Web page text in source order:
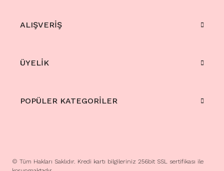
ALIŞVERİŞ
ÜYELİK
POPÜLER KATEGORİLER
© Tüm Hakları Saklıdır. Kredi kartı bilgileriniz 256bit SSL sertifikası ile